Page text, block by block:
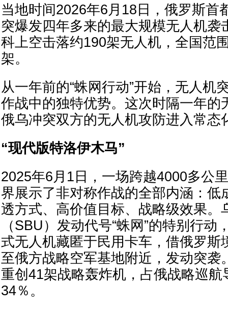
当地时间2026年6月18日，俄罗斯首
突爆发四年多来的最大规模无人机袭
科上空击落约190架无人机，全国范
架。
从一年前的“蛛网行动”开始，无人机
作战中的独特优势。这次时隔一年的
俄乌冲突双方的无人机攻防进入常态
“现代版特洛伊木马”
2025年6月1日，一场跨越4000多公
界展示了非对称作战的全部内涵：低
透方式、高价值目标、战略级效果。
（SBU）发动代号“蛛网”的特别行动
式无人机藏匿于民用卡车，借俄罗斯
至俄方战略空军基地附近，发动突袭
重创41架战略轰炸机，占俄战略巡航
34％。